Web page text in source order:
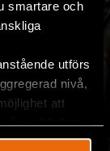
smartare och
utförs
nivå,
att
webbplats.